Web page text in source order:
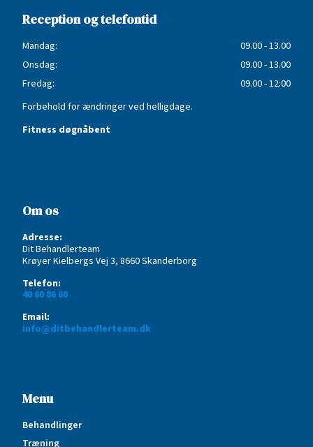
Reception og telefontid
Mandag:
09.00 - 13.00
Onsdag:
09.00 - 13.00
Fredag:
09.00 - 12:00
Forbehold for ændringer ved helligdage.
Fitness døgnåbent
Om os
Adresse:
Dit Behandlerteam
Krøyer Kielbergs Vej 3, 8660 Skanderborg
Telefon:
40 60 86 60
Email:
info@ditbehandlerteam.dk
Menu
Behandlinger
Træning